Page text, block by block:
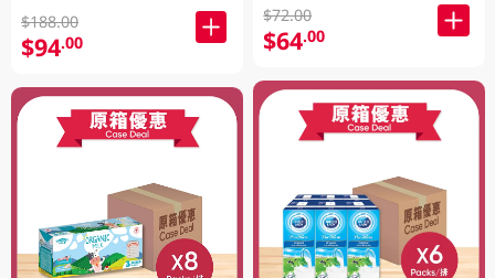
$188.00
$94.00
$72.00
$64.00